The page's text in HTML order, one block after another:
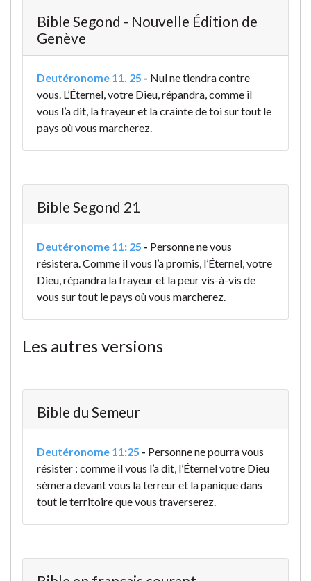
Bible Segond - Nouvelle Édition de
Genève
Deutéronome 11. 25 - Nul ne tiendra contre
vous. L’Éternel, votre Dieu, répandra, comme il
vous l’a dit, la frayeur et la crainte de toi sur tout le
pays où vous marcherez.
Bible Segond 21
Deutéronome 11: 25 - Personne ne vous
résistera. Comme il vous l’a promis, l’Éternel, votre
Dieu, répandra la frayeur et la peur vis-à-vis de
vous sur tout le pays où vous marcherez.
Les autres versions
Bible du Semeur
Deutéronome 11:25 - Personne ne pourra vous
résister : comme il vous l’a dit, l’Éternel votre Dieu
sèmera devant vous la terreur et la panique dans
tout le territoire que vous traverserez.